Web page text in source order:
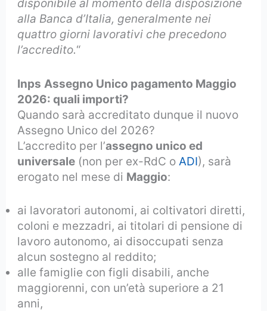
disponibile al momento della disposizione
alla Banca d’Italia, generalmente nei
quattro giorni lavorativi che precedono
l’accredito.“
Inps Assegno Unico pagamento Maggio
2026: quali importi?
Quando sarà accreditato dunque il nuovo
Assegno Unico del 2026?
L’accredito per l’assegno unico ed
universale (non per ex-RdC o ADI), sarà
erogato nel mese di Maggio:
ai lavoratori autonomi, ai coltivatori diretti,
coloni e mezzadri, ai titolari di pensione di
lavoro autonomo, ai disoccupati senza
alcun sostegno al reddito;
alle famiglie con figli disabili, anche
maggiorenni, con un’età superiore a 21
anni,